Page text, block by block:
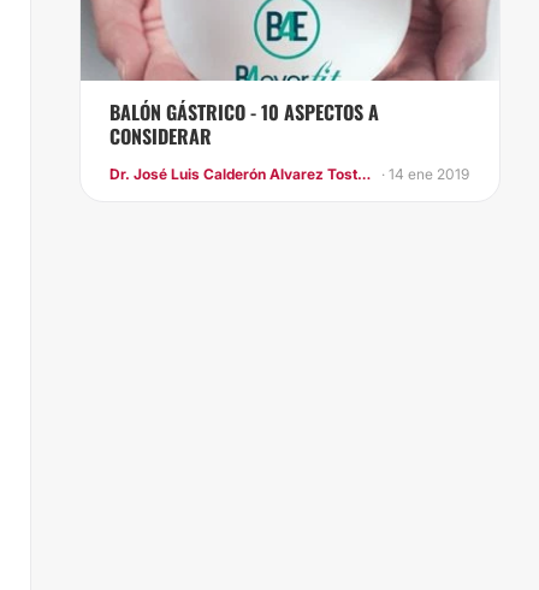
BALÓN GÁSTRICO - 10 ASPECTOS A
CONSIDERAR
Dr. José Luis Calderón Alvarez Tostado · 14 ene 2019